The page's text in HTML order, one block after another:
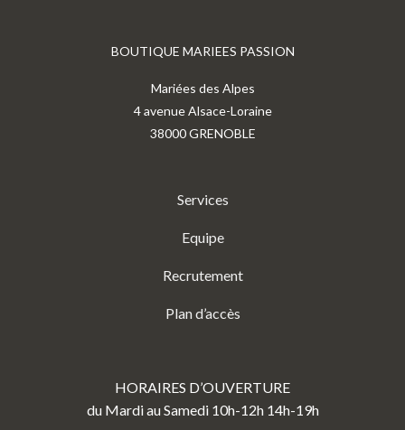
BOUTIQUE MARIEES PASSION
Mariées des Alpes
4 avenue Alsace-Loraine
38000 GRENOBLE
Services
Equipe
Recrutement
Plan d’accès
HORAIRES D’OUVERTURE
du Mardi au Samedi 10h-12h 14h-19h